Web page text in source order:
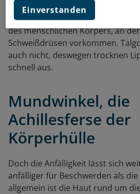
Lippenrot, also die
und Innenseite der Lippen, ist
des menschlichen Körpers, an
Schweißdrüsen vorkommen.
auch nicht, deswegen trocknen
schnell aus.
Mundwinkel, die
Achillesferse der
Körperhülle
Doch die Anfälligkeit lässt sich
anfälliger für Beschwerden als
allgemein ist die Haut rund um
Einverstanden